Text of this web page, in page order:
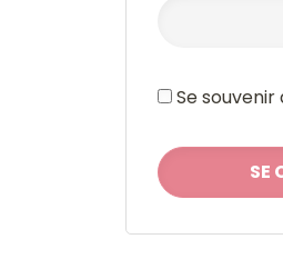
Se souvenir